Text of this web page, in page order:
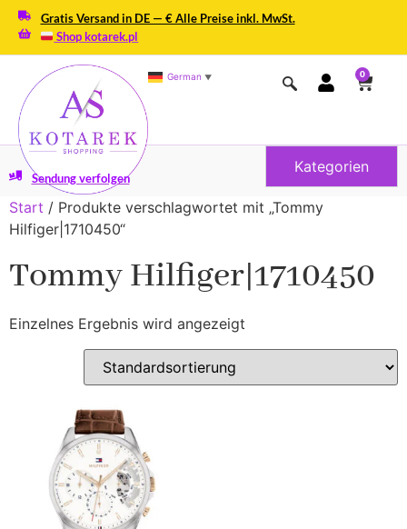
Gratis Versand in DE — € Alle Preise inkl. MwSt.
Shop kotarek.pl
German ▼ 0
Kategorien
Sendung verfolgen
Start / Produkte verschlagwortet mit „Tommy
Hilfiger|1710450“
Tommy Hilfiger|1710450
Einzelnes Ergebnis wird angezeigt